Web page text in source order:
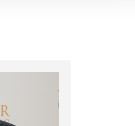
führen diese Informationen
sie im Rahmen Ihrer Nutzung